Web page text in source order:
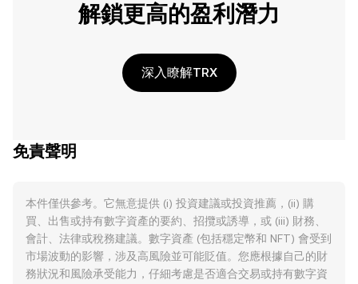
解鎖更高的盈利潛力
深入瞭解TRX
免責聲明
本件僅供參考。它無意提供 (i) 投資建議或投資推薦，(ii) 購
買、出售或持有數字資產的要約、招攬或誘導，或 (iii) 財務、
會計、法律或稅務建議。數字資產 (包括穩定幣和 NFT) 會受到
市場波動的影響，涉及高風險並可能貶值。您應根據自己的財
務狀況和風險承受能力，仔細考慮是否適合交易或持有數字資